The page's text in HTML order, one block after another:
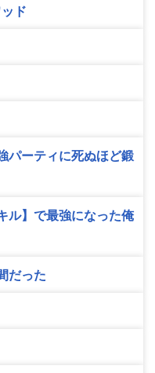
ド
パーティに死ぬほど鍛
ル】で最強になった俺
だった